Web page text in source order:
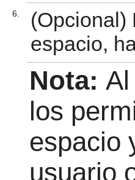
6.
(Opcional)
espacio,
Nota:
los
espacio
usuario